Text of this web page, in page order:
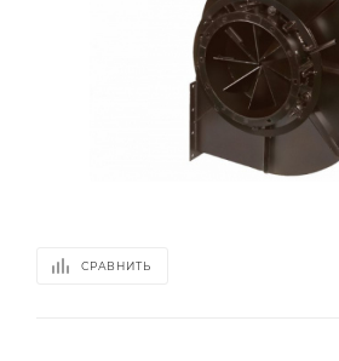
СРАВНИТЬ